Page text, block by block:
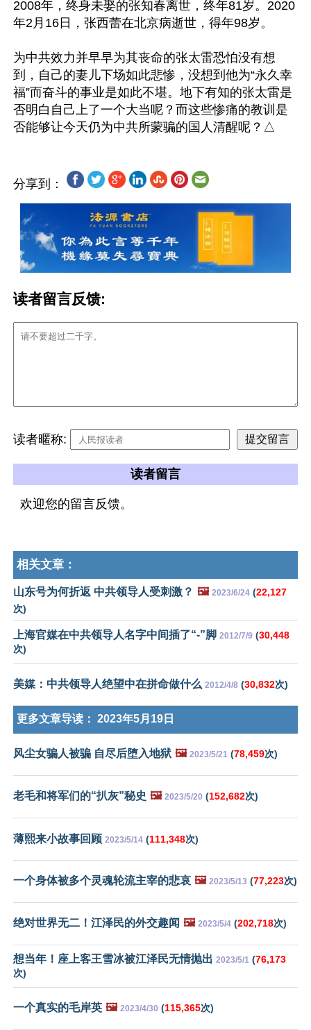
2008年，终身未娶的张知春离世，终年81岁。2020
年2月16日，张西蕾在北京病逝世，得年98岁。
为中共效力并早早为其丧命的张太雷恐怕没有想
到，自己的妻儿下场如此悲惨，没想到他为“永久幸
福”而奋斗的事业是如此不堪。地下有知的张太雷是
否明白自己上了一个大当呢？而这些惨痛的教训是
分享到：
读者留言反馈:
读者暱称:
读者留言
欢迎您的留言反馈。
相关文章：
山东号为何折返 中共领导人受刺激？ 🖼️ 2023/6/24 (22,127
次)
上海官媒在中共领导人名字中间插了“-”脚 2012/7/9 (30,448
次)
美媒：中共领导人绝望中在拼命做什么 2012/4/8 (30,832次)
更多文章导读： 2023年5月19日
风尘女骗人被骗 自尽后堕入地狱 🖼️ 2023/5/21 (78,459次)
老毛和将军们的“扒灰”秘史 🖼️ 2023/5/20 (152,682次)
薄熙来小故事回顾 2023/5/14 (111,348次)
一个身体被多个灵魂轮流主宰的悲哀 🖼️ 2023/5/13 (77,223次)
绝对世界无二！江泽民的外交趣闻 🖼️ 2023/5/4 (202,718次)
想当年！座上客王雪冰被江泽民无情抛出 2023/5/1 (76,173
次)
一个真实的毛岸英 🖼️ 2023/4/30 (115,365次)